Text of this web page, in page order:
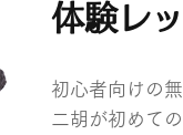
体験レ
初心者向けの
二胡が初めて